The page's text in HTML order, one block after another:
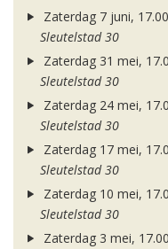
Zaterdag 7 juni,
Sleutelstad 30
Zaterdag 31 mei,
Sleutelstad 30
Zaterdag 24 mei,
Sleutelstad 30
Zaterdag 17 mei,
Sleutelstad 30
Zaterdag 10 mei,
Sleutelstad 30
Zaterdag 3 mei,